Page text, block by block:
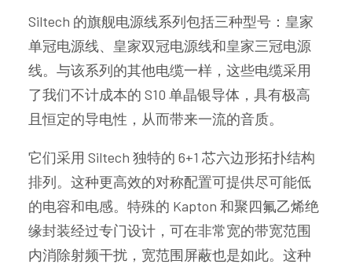
Siltech 的旗舰电源线系列包括三种型号：皇家
单冠电源线、皇家双冠电源线和皇家三冠电源
线。与该系列的其他电缆一样，这些电缆采用
了我们不计成本的 S10 单晶银导体，具有极高
且恒定的导电性，从而带来一流的音质。
它们采用 Siltech 独特的 6+1 芯六边形拓扑结构
排列。这种更高效的对称配置可提供尽可能低
的电容和电感。特殊的 Kapton 和聚四氟乙烯绝
缘封装经过专门设计，可在非常宽的带宽范围
内消除射频干扰，宽范围屏蔽也是如此。这种